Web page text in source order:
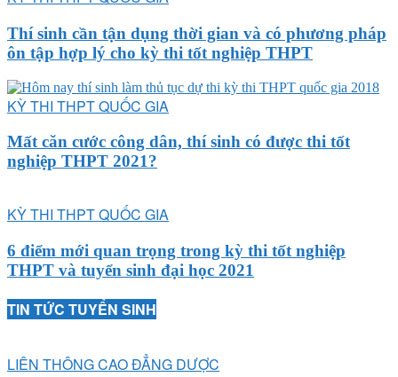
Thí sinh cần tận dụng thời gian và có phương pháp
ôn tập hợp lý cho kỳ thi tốt nghiệp THPT
KỲ THI THPT QUỐC GIA
Mất căn cước công dân, thí sinh có được thi tốt
nghiệp THPT 2021?
KỲ THI THPT QUỐC GIA
6 điểm mới quan trọng trong kỳ thi tốt nghiệp
THPT và tuyển sinh đại học 2021
TIN TỨC TUYỂN SINH
LIÊN THÔNG CAO ĐẲNG DƯỢC